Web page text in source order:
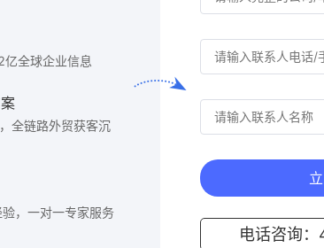
0px;"><li style="line-height: 1.75; text-align:
color: rgba(0, 0, 0, 0); font-family:
size="3" color="#000000">利用共同联系人
，可以增加信任感，例如：“你的朋友XX向我推
style="line-height: 1.75; text-align: left; list-
color: rgba(0, 0, 0, 0); font-family:
size="3" color="#000000">展示共同兴趣
的话题，这样可以更容易地打开话题，例如：“
font></li><li style="line-height: 1.75; text-
background-color: rgba(0, 0, 0, 0); font-
全球企业信息
全链路外贸获客沉
，一对一专家服务
电话咨询